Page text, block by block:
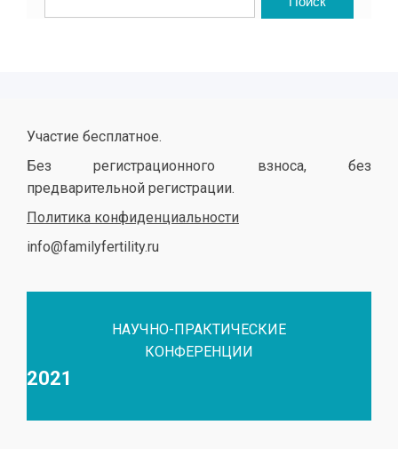
Участие бесплатное.
Без регистрационного взноса, без
предварительной регистрации.
Политика конфиденциальности
info@familyfertility.ru
НАУЧНО-ПРАКТИЧЕСКИЕ
КОНФЕРЕНЦИИ
2021